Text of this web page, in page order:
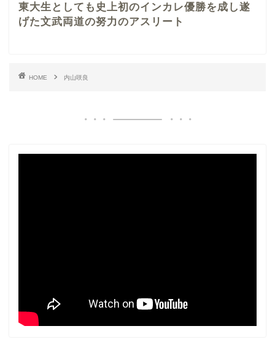
東大生としても史上初のインカレ優勝を成し遂
げた文武両道の努力のアスリート
HOME 内山咲良